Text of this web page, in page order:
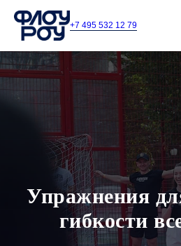
+7 495 532 12 79
Упражнения
гибкости